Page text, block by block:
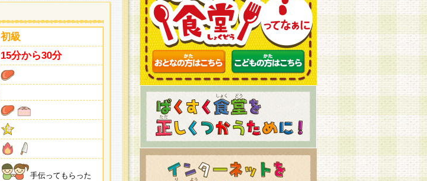
初級
15分から30分
手伝ってもらった